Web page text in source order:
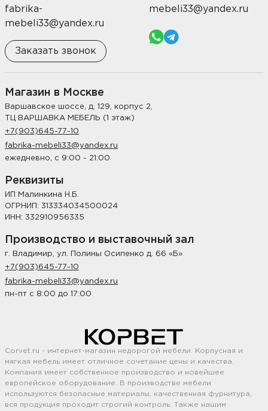
fabrika-
mebeli33@yandex.ru
Заказать звонок
mebeli33@yandex.ru
Магазин в Москве
Варшавское шоссе, д. 129, корпус 2,
ТЦ ВАРШАВКА МЕБЕЛЬ (1 этаж)
+7(903)645-77-10
fabrika-mebeli33@yandex.ru
ежедневно, с 9:00 - 21:00
Реквизиты
ИП Малинкина Н.Б.
ОГРНИП: 313334034500024
ИНН: 332910956335
Производство и выставочный зал
г. Владимир, ул. Полины Осипенко д. 66 «Б»
+7(903)645-77-10
fabrika-mebeli33@yandex.ru
пн-пт с 8:00 до 17:00
Corvet.ru - интернет-магазин недорогой мебели. Корпусная и
мягкая мебель имеет отличное сочетание цены и качества.
Компания имеет собственное производство и новейшее
европейское оборудование. В производстве мебели
используются безопасные материалы, качественная фурнитура,
вся продукция проходит строгий контроль. Также нашим